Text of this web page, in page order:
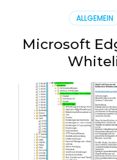
ALLGEMEIN
Microsoft